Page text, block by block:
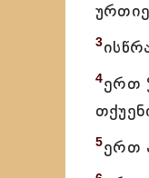
3
4ერთ
5ერთ